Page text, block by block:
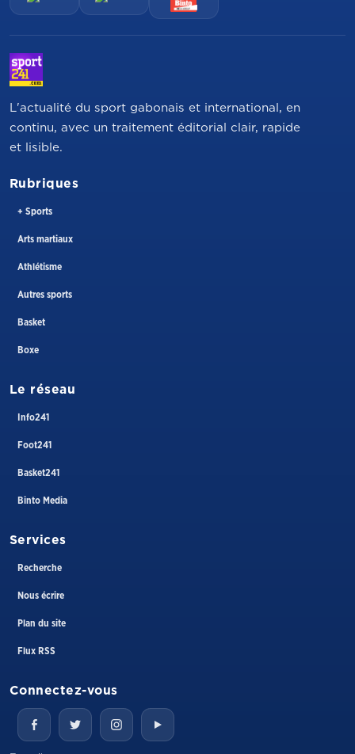
L'actualité du sport gabonais et international, en
continu, avec un traitement éditorial clair, rapide
et lisible.
Rubriques
+ Sports
Arts martiaux
Athlétisme
Autres sports
Basket
Boxe
Le réseau
Info241
Foot241
Basket241
Binto Media
Services
Recherche
Nous écrire
Plan du site
Flux RSS
Connectez-vous